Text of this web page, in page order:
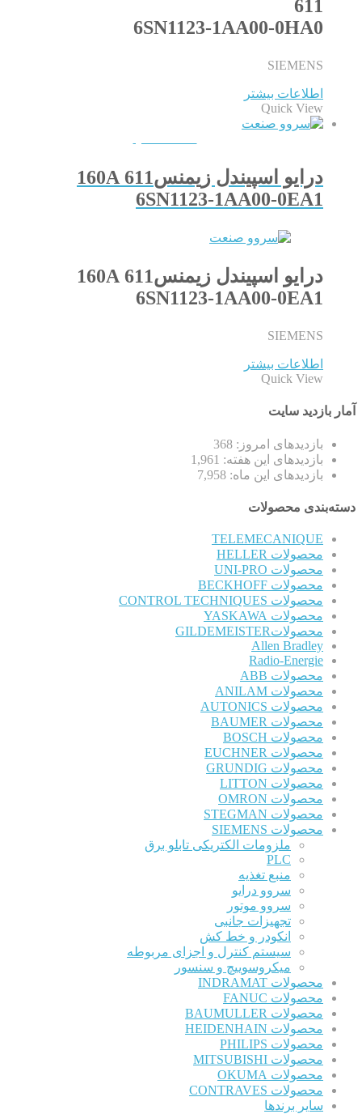
611
6SN1123-1AA00-0HA0
SIEMENS
اطلاعات بیشتر
Quick View
درایو اسپیندل زیمنس611 160A
6SN1123-1AA00-0EA1
درایو اسپیندل زیمنس611 160A
6SN1123-1AA00-0EA1
SIEMENS
اطلاعات بیشتر
Quick View
آمار بازدید سایت
بازدیدهای امروز: 368
بازدیدهای این هفته: 1,961
بازدیدهای این ماه: 7,958
دسته‌بندی محصولات
TELEMECANIQUE
محصولات HELLER
محصولات UNI-PRO
محصولات BECKHOFF
محصولات CONTROL TECHNIQUES
محصولات YASKAWA
محصولاتGILDEMEISTER
Allen Bradley
Radio-Energie
محصولات ABB
محصولات ANILAM
محصولات AUTONICS
محصولات BAUMER
محصولات BOSCH
محصولات EUCHNER
محصولات GRUNDIG
محصولات LITTON
محصولات OMRON
محصولات STEGMAN
محصولات SIEMENS
ملزومات الکتریکی تابلو برق
PLC
منبع تغذیه
سروو درایو
سروو موتور
تجهیزات جانبی
انکودر و خط کش
سیستم کنترل و اجزای مربوطه
میکروسوییچ و سنسور
محصولات INDRAMAT
محصولات FANUC
محصولات BAUMULLER
محصولات HEIDENHAIN
محصولات PHILIPS
محصولات MITSUBISHI
محصولات OKUMA
محصولات CONTRAVES
سایر برندها